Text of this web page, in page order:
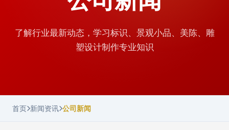
了解行业最新动态，学习标识、景观小品、美陈、雕
塑设计制作专业知识
首页 新闻资讯 公司新闻